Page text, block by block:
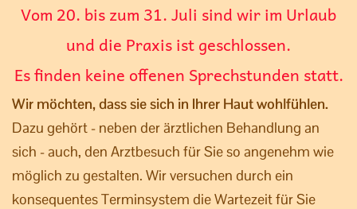
Vom 20. bis zum 31. Juli sind wir im Urlaub
und die Praxis ist geschlossen.
Es finden keine offenen Sprechstunden statt.
Wir möchten, dass sie sich in Ihrer Haut wohlfühlen.
Dazu gehört - neben der ärztlichen Behandlung an
sich - auch, den Arztbesuch für Sie so angenehm wie
möglich zu gestalten. Wir versuchen durch ein
konsequentes Terminsystem die Wartezeit für Sie